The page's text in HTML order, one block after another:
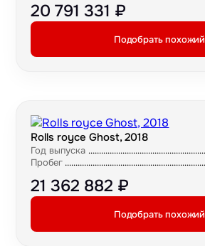
20 791 331 ₽
Подобрать похожий
Rolls royce Ghost, 2018
Год выпуска
Пробег
21 362 882 ₽
Подобрать похожий